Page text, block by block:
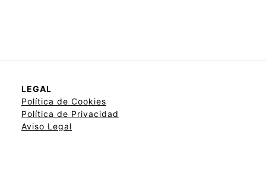
LEGAL
Política de Cookies
Política de Privacidad
Aviso Legal